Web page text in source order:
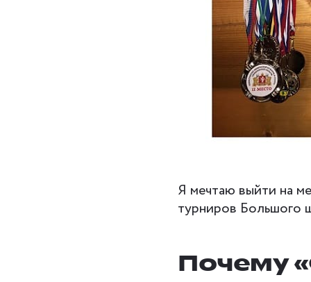
Я мечтаю выйти на
турниров Большого
Почему